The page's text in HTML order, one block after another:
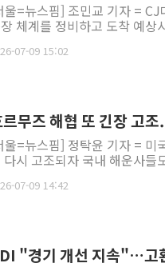
울=뉴스핌] 조민교 기자 =
체계를 정비하고 도착 예상
07-09 15:02
무즈 해협 또 긴장 고
울=뉴스핌] 정탁윤 기자 = 미
다시 고조되자 국내 해운사들
07-09 14:42
"경기 개선 지속"…고